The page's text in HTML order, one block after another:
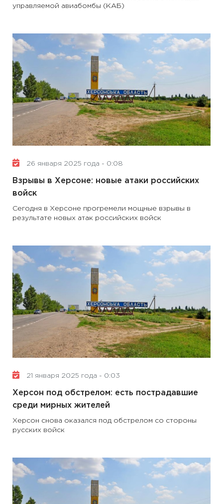
управляемой авиабомбы (КАБ)
26 января 2025 года - 0:08
Взрывы в Херсоне: новые атаки российских
войск
Сегодня в Херсоне прогремели мощные взрывы в
результате новых атак российских войск
21 января 2025 года - 0:03
Херсон под обстрелом: есть пострадавшие
среди мирных жителей
Херсон снова оказался под обстрелом со стороны
русских войск